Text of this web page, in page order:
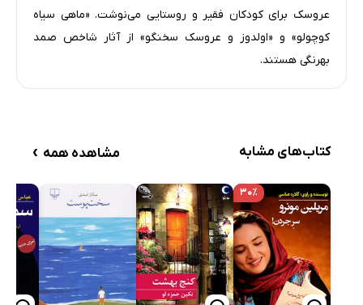
عروسک برای کودکان فقیر و روستایی می‌نوشت. «ماهی سیاه
کوچولو» و «اولدوز و عروسک سخنگو» از آثار شاخص صمد
بهرنگی هستند.
کتاب‌های مشابه مشاهده همه ›
۳۰٪